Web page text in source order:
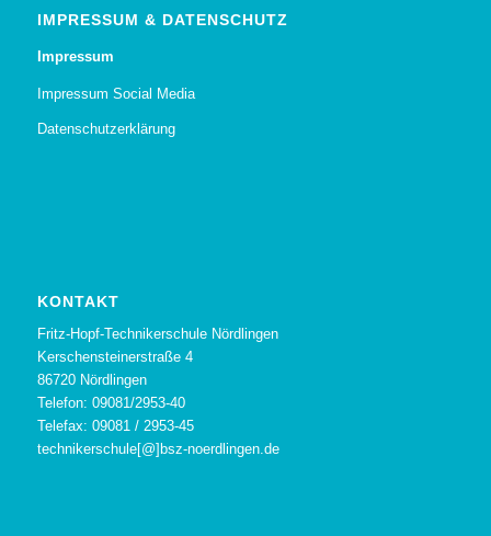
IMPRESSUM & DATENSCHUTZ
Impressum
Impressum Social Media
Datenschutzerklärung
KONTAKT
Fritz-Hopf-Technikerschule Nördlingen
Kerschensteinerstraße 4
86720 Nördlingen
Telefon: 09081/2953-40
Telefax: 09081 / 2953-45
technikerschule[@]bsz-noerdlingen.de